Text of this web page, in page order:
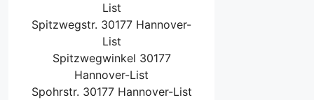
List
Spitzwegstr. 30177 Hannover-
List
Spitzwegwinkel 30177
Hannover-List
Spohrstr. 30177 Hannover-List